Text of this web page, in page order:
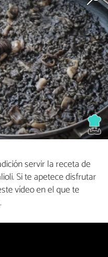
servir la receta de
Si te apetece disfrutar
vídeo en el que te